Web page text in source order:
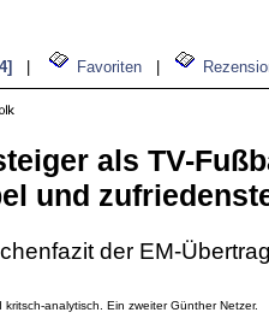
Favoriten
als TV-
und
der EM-
analytisch. Ein zweiter Günther Netzer.